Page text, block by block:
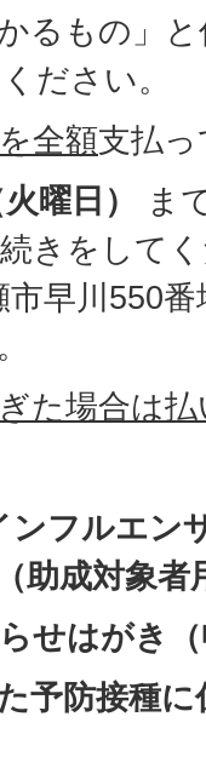
るもの」
ださい。
全額支払
曜日）
ま
きをして
早川550
た場合は
ンフルエン
助成対象者
せはがき
予防接種